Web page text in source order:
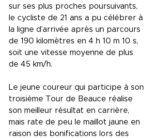
sur ses plus proches poursuivants,
le cycliste de 21 ans a pu célébrer à
la ligne d’arrivée après un parcours
de 190 kilomètres en 4 h 10 m 10 s,
soit une vitesse moyenne de plus
de 45 km/h.
Le jeune coureur qui participe à son
troisième Tour de Beauce réalise
son meilleur résultat en carrière,
mais rate de peu le maillot jaune en
raison des bonifications lors des